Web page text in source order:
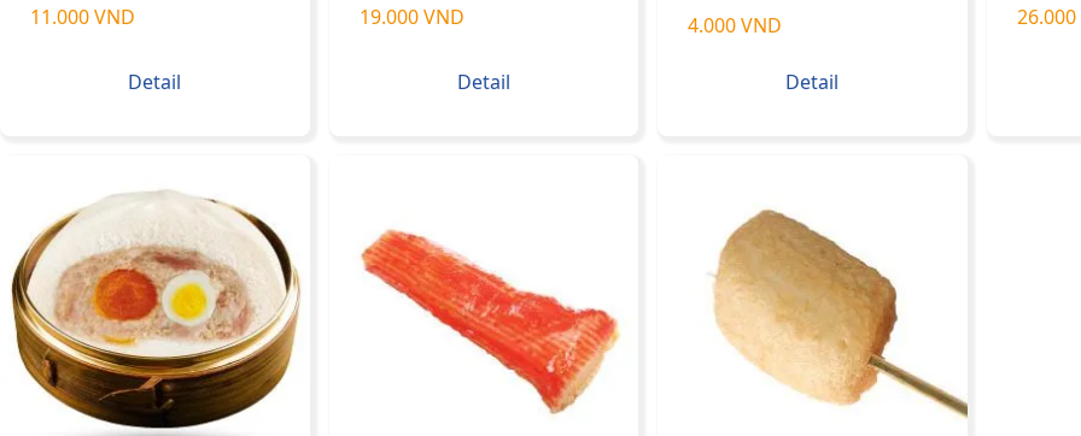
11.000 VND
Detail
19.000 VND
Detail
4.000 VND
Detail
26.000